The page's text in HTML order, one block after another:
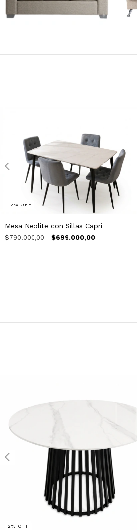
12% OFF
Mesa Neolite con Sillas Capri
$790.000,00 $699.000,00
2% OFF